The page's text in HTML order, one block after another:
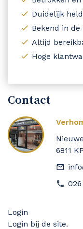
Duidelijk
Bekend in de
Altijd
Hoge
Contact
6811
Login
Login bij de site.